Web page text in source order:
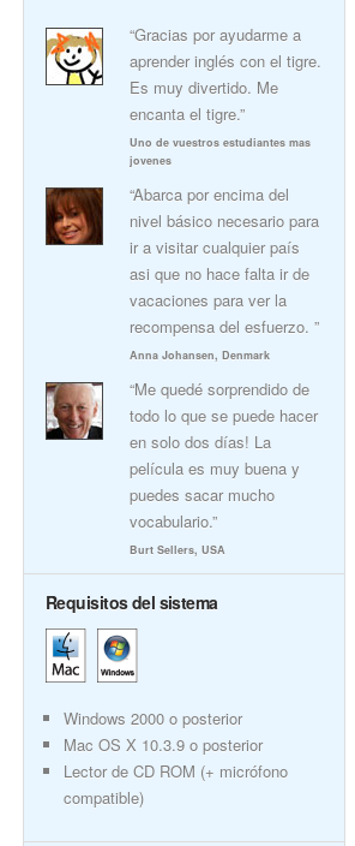
“Gracias por ayudarme a
aprender inglés con el tigre.
Es muy divertido. Me
encanta el tigre.”
Uno de vuestros estudiantes mas
jovenes
“Abarca por encima del
nivel básico necesario para
ir a visitar cualquier país
asi que no hace falta ir de
vacaciones para ver la
recompensa del esfuerzo. ”
Anna Johansen, Denmark
“Me quedé sorprendido de
todo lo que se puede hacer
en solo dos días! La
película es muy buena y
puedes sacar mucho
vocabulario.”
Burt Sellers, USA
Requisitos del sistema
Windows 2000 o posterior
Mac OS X 10.3.9 o posterior
Lector de CD ROM (+ micrófono
compatible)